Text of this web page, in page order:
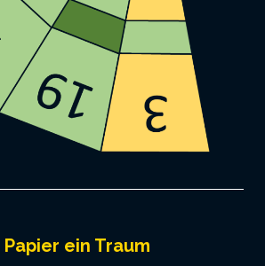
ein Traum